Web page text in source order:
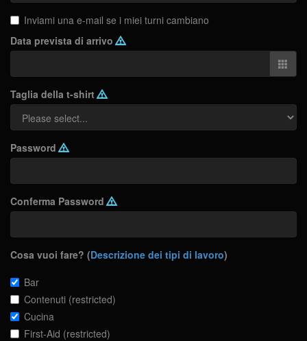
Inviami una e-mail se i miei turni cambiano
Data prevista di arrivo
Taglia della t-shirt
Password
Conferma Password
Cosa vuoi fare? (Descrizione dei tipi di lavoro)
Bar
Contenuti (restricted)
Cucina
First-Aid (restricted)